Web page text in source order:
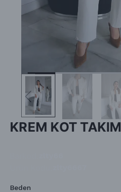
KREM KOT TAKIM
Beden